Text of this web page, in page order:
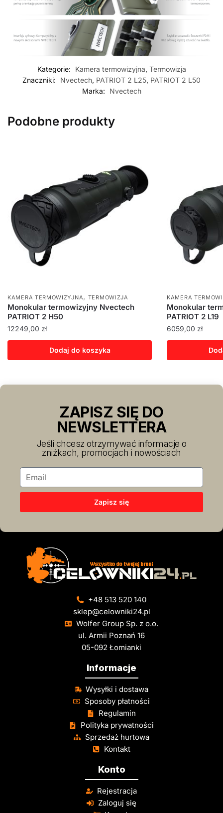
Kategorie: Kamera termowizyjna, Termowizja
Znaczniki:
Nvectech, PATRIOT 2 L25, PATRIOT 2 L50
Marka:
Nvectech
Podobne produkty
KAMERA TERMOWIZYJNA, TERMOWIZJA
Monokular termowizyjny Nvectech
PATRIOT 2 H50
12249,00 zł
Dodaj do koszyka
KAMERA
Monokular
PATRIOT 2 L19
6059,00 zł
ZAPISZ SIĘ DO
NEWSLETTERA
Jeśli chcesz otrzymywać informacje o
zniżkach, promocjach i nowościach
Zapisz się
+48 513 520 140
sklep@celowniki24.pl
Wolfer Group Sp. z o.o.
ul. Armii Poznań 16
05-092 Łomianki
Informacje
Wysyłki i dostawa
Sposoby płatności
Regulamin
Polityka prywatności
Sprzedaż hurtowa
Kontakt
Konto
Rejestracja
Zaloguj się